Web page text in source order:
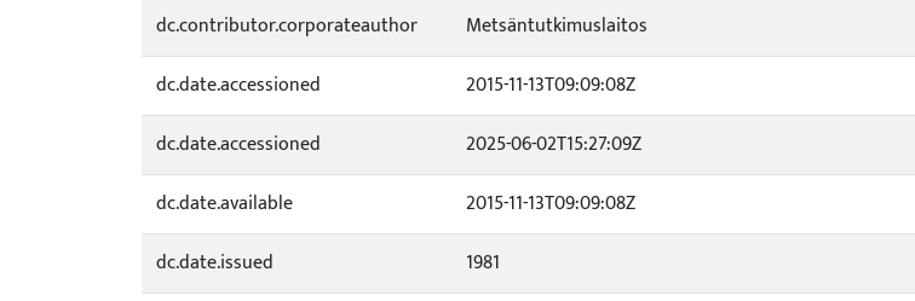
dc.contributor.corporateauthor Metsäntutkimuslaitos
dc.date.accessioned
2015-11-13T09:09:08Z
dc.date.accessioned
2025-06-02T15:27:09Z
dc.date.available
2015-11-13T09:09:08Z
dc.date.issued
1981